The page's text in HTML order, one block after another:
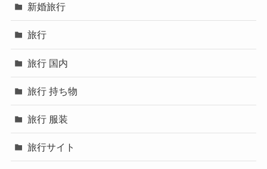
新婚旅行
旅行
旅行 国内
旅行 持ち物
旅行 服装
旅行サイト